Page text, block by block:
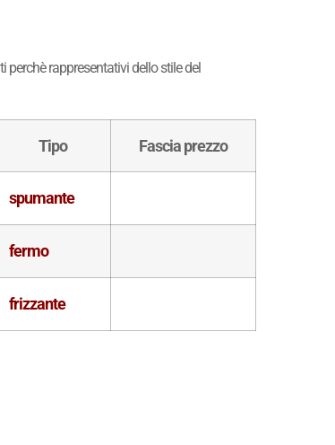
rappresentativi dello stile del
Tipo Fascia prezzo
spumante
fermo
frizzante